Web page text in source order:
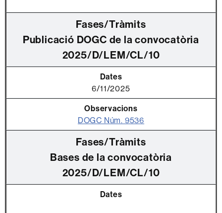
Publicació DOGC de la convocatòria
2025/D/LEM/CL/10
6/11/2025
DOGC Núm. 9536
Bases de la convocatòria
2025/D/LEM/CL/10